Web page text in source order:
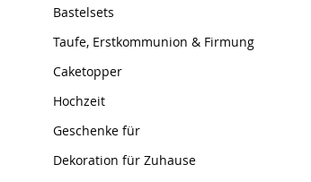
Bastelsets
Taufe, Erstkommunion & Firmung
Caketopper
Hochzeit
Geschenke für
Dekoration für Zuhause